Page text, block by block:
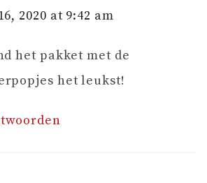
2020 at 9:42 am
het pakket met de
het leukst!